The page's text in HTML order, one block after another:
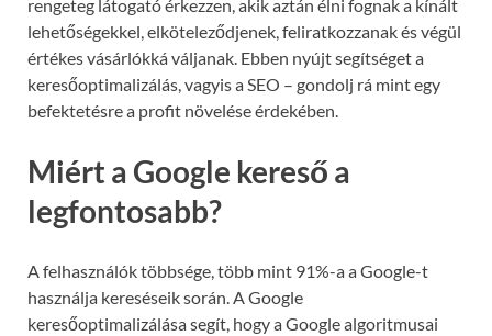
rengeteg látogató érkezzen, akik aztán élni fognak a kínált
lehetőségekkel, elköteleződjenek, feliratkozzanak és végül
értékes vásárlókká váljanak. Ebben nyújt segítséget a
keresőoptimalizálás, vagyis a SEO – gondolj rá mint egy
befektetésre a profit növelése érdekében.
Miért a Google kereső a
legfontosabb?
A felhasználók többsége, több mint 91%-a a Google-t
használja kereséseik során. A Google
keresőoptimalizálása segít, hogy a Google algoritmusai